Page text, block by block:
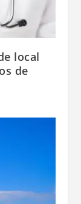
local
de